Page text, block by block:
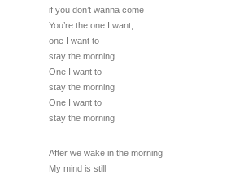
if you don’t wanna come
You’re the one I want,
one I want to
stay the morning
One I want to
stay the morning
One I want to
stay the morning
After we wake in the morning
My mind is still